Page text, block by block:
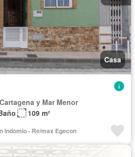
Casa
y Mar Menor
109 m²
Indomio - Re/max Egecon